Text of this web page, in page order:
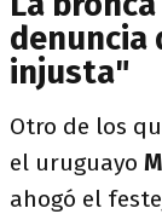
denuncia
injusta"
Otro de los
el uruguayo
ahogó el